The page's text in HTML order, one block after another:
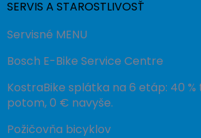
SERVIS A STAROSTLIVOSŤ
Servisné MENU
Bosch E-Bike Service Centre
KostraBike splátka na 6 etáp: 40 %
potom, 0 € navyše.
Požičovňa bicyklov